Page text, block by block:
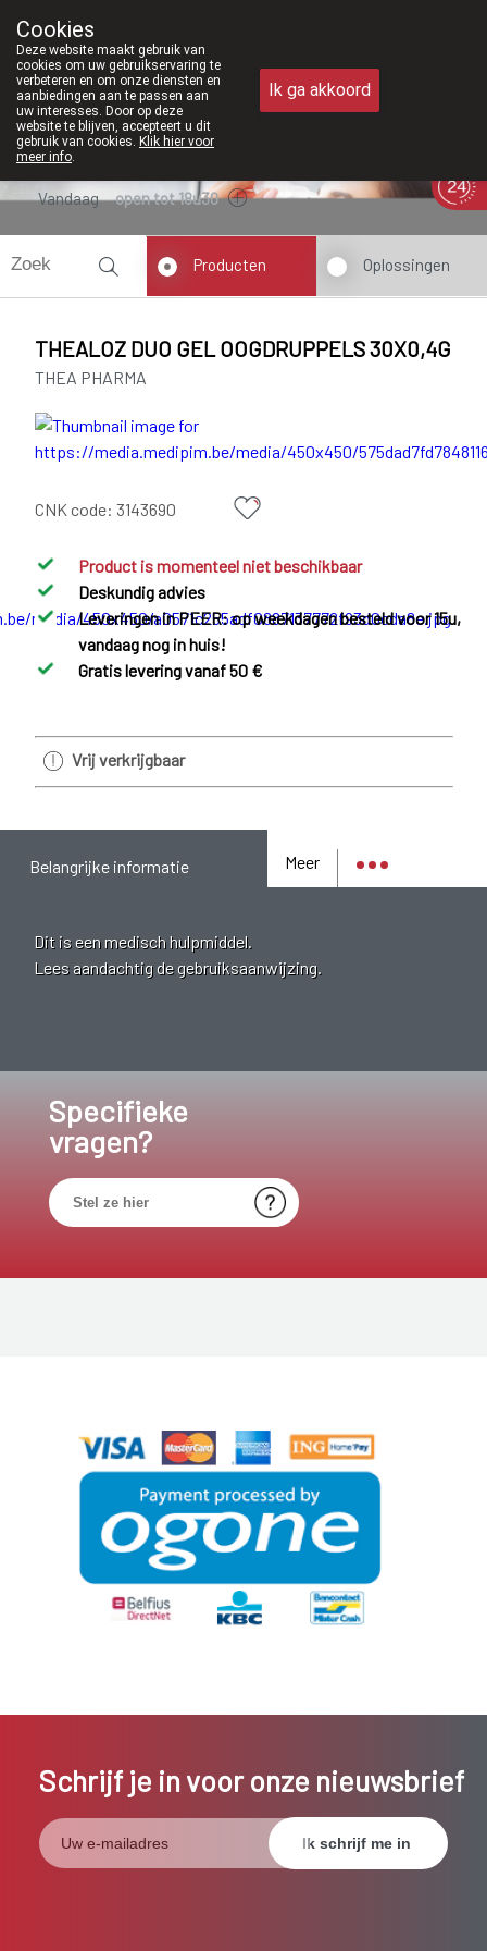
011/610300
Vandaag open tot 18u30
Producten Oplossingen
THEALOZ DUO GEL OOGDRUPPELS 30X0,4G
THEA PHARMA
CNK code: 3143690
Product is momenteel niet beschikbaar
Deskundig advies
Leveringen in PEER: op weekdagen besteld voor 15u,
vandaag nog in huis!
Gratis levering vanaf 50 €
Vrij verkrijgbaar
Meer
Belangrijke informatie
Dit is een medisch hulpmiddel.
Lees aandachtig de gebruiksaanwijzing.
Specifieke
vragen?
Schrijf je in voor onze nieuwsbrief
Cookies
Deze website maakt gebruik van
cookies om uw gebruikservaring te
verbeteren en om onze diensten en
aanbiedingen aan te passen aan
uw interesses. Door op deze
website te blijven, accepteert u dit
gebruik van cookies. Klik hier voor
meer info.
Ik ga akkoord